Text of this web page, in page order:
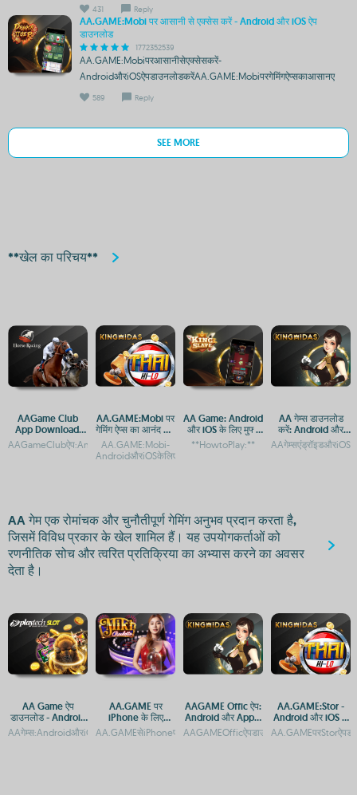
431 Reply
AA.GAME:Mobi पर आसानी से एक्सेस करें - Android और iOS ऐप
डाउनलोड
1772352539
AA.GAME:Mobiपरआसानीसेएक्सेसकरें-
AndroidऔरiOSऐपडाउनलोडकरेंAA.GAME:Mobiपरगेमिंगऐप्सकाआसानए
589 Reply
SEE MORE
**खेल का परिचय**
AAGame Club
App Download:
Android & iOS APK
Access Guide
AA.GAME:Mobi पर
गेमिंग ऐप्स का आनंद लें -
Android और iOS के
लिए एक्सेस
AA.GAME:Mobi-
AA Game: Android
और iOS के लिए मुफ्त
डाउनलोड और प्ले
**HowtoPlay:**
AA गेम्स डाउनलोड
करें: Android और
iOS पर मुफ्त गेमिंग एप
AA गेम एक रोमांचक और चुनौतीपूर्ण गेमिंग अनुभव प्रदान करता है,
जिसमें विविध प्रकार के खेल शामिल हैं। यह उपयोगकर्ताओं को
रणनीतिक सोच और त्वरित प्रतिक्रिया का अभ्यास करने का अवसर
देता है।
AA Game ऐप
डाउनलोड - Android
और iOS प्लेटफ़ॉर्म पर
गेमिंग अनुभव
AA.GAME पर
iPhone के लिए
Android ऐप्स कैसे
डाउनलोड करें
AAGAME Offic ऐप:
Android और Apple
पर डाउनलोड करें
AA.GAME:Stor -
Android और iOS के
लिए मुफ्त ऐप डाउनलोड